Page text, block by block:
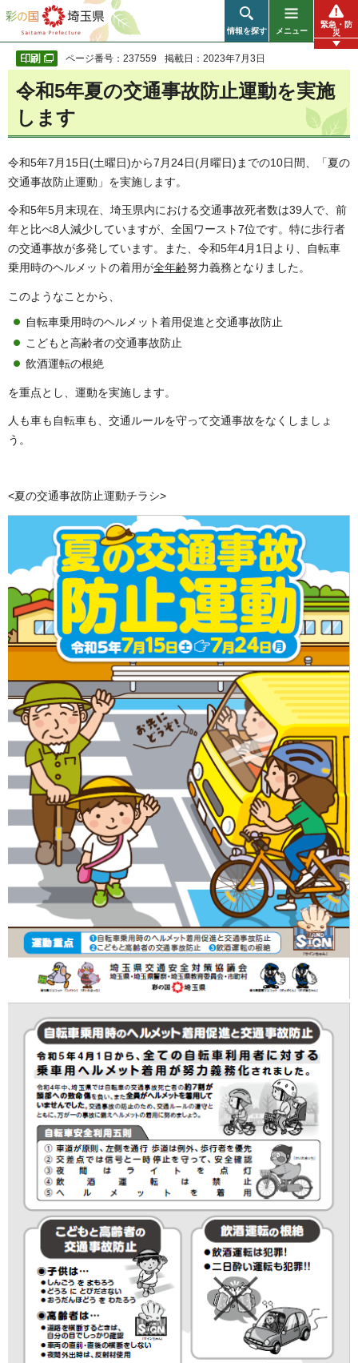
彩の国 埼玉県
情報を探す メニュー
緊急・防
災
ページ番号：237559 掲載日：2023年7月3日
令和5年夏の交通事故防止運動を実施
します
令和5年7月15日(土曜日)から7月24日(月曜日)までの10日間、「夏の
交通事故防止運動」を実施します。
令和5年5月末現在、埼玉県内における交通事故死者数は39人で、前
年と比べ8人減少していますが、全国ワースト7位です。特に歩行者
の交通事故が多発しています。また、令和5年4月1日より、自転車
乗用時のヘルメットの着用が全年齢努力義務となりました。
このようなことから、
自転車乗用時のヘルメット着用促進と交通事故防止
こどもと高齢者の交通事故防止
飲酒運転の根絶
を重点とし、運動を実施します。
人も車も自転車も、交通ルールを守って交通事故をなくしましょ
う。
<夏の交通事故防止運動チラシ>